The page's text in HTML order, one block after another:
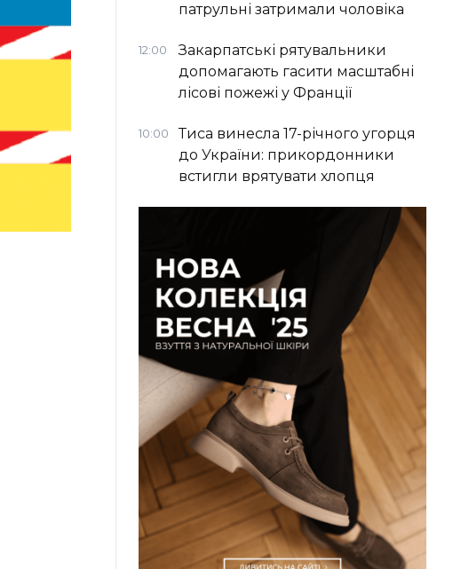
патрульні затримали чоловіка
12:00
Закарпатські рятувальники
допомагають гасити масштабні
лісові пожежі у Франції
10:00
Тиса винесла 17-річного угорця
до України: прикордонники
встигли врятувати хлопця